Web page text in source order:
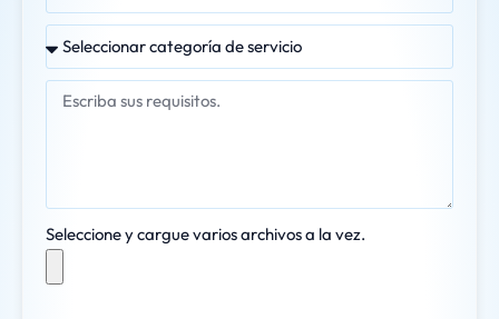
Seleccione y cargue varios archivos a la vez.